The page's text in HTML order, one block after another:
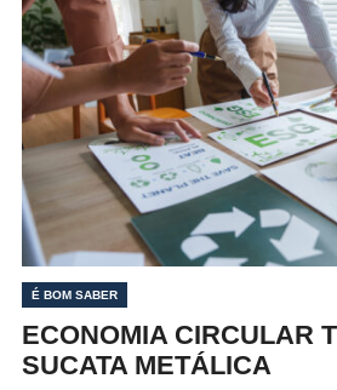
É BOM SABER
ECONOMIA CIRCULAR
SUCATA METÁLICA